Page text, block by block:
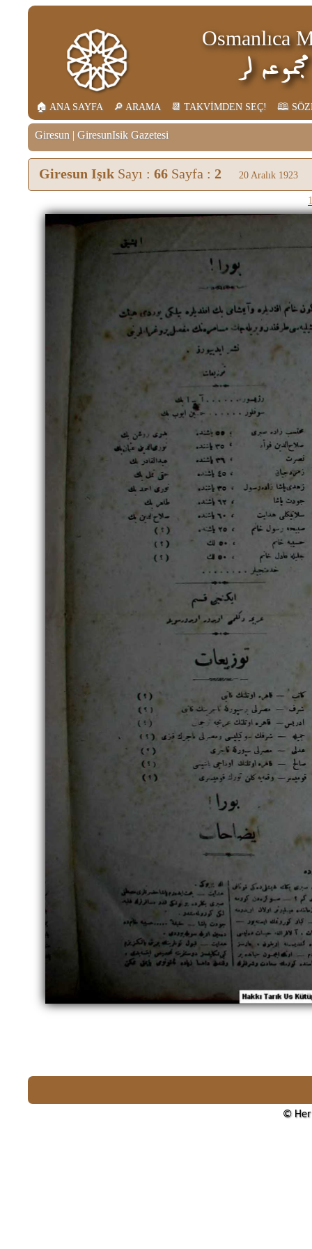
Osmanlıca
لر
🏠︎ ANA SAYFA 🔎︎ ARAMA 📆︎ TAKVİMDEN SEÇ! 🕮
Giresun | GiresunIsik Gazetesi
Giresun Işık Sayı : 66 Sayfa : 2 20 Aralık 1923
© Her